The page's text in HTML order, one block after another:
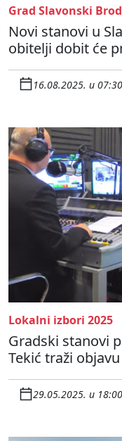
Grad Slavonski Brod
Novi stanovi u
obitelji dobit će
16.08.2025. u 07:30
Lokalni izbori 2025
Gradski stanovi
Tekić traži
29.05.2025. u 18:00